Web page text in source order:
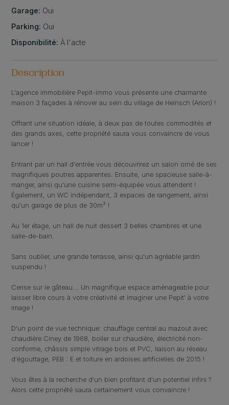
Garage: Oui
Parking: Oui
Disponibilité: À l'acte
Description
L'agence immobilière Pepit-immo vous présente une charmante
maison 3 façades à rénover au sein du village de Heinsch (Arlon) !
Offrant une situation idéale, à deux pas de toutes commodités et
des grands axes, cette propriété saura vous convaincre de vous
lancer !
Entrant par un hall d'entrée vous découvrirez un salon orné de ses
magnifiques poutres apparentes. Ensuite, une spacieuse salle-à-
manger, ainsi qu'une cuisine semi-équipée vous attendent !
Également, un WC indépendant, 3 espaces de rangement, ainsi
qu'un garage de plus de 30m² !
Au 1er étage, un hall de nuit dessert 3 belles chambres et une
salle-de-bain.
Sans oublier, une grande terrasse, ainsi qu'un agréable jardin
suspendu !
Cerise sur le gâteau... Un magnifique espace aménageable pour
laisser libre cours à votre créativité et imaginer une Pepit' à votre
image !
D'un point de vue technique: chauffage central au mazout avec
chaudière Ciney de 1968, boiler sur chaudière, électricité non-
conforme, châssis simple vitrage bois et PVC, liaison au réseau
d'égouttage, PEB : E et toiture en ardoises artificielles de 2015 !
Vous êtes à la recherche d'un bien profitant d'un potentiel infini ?
Alors cette propriété saura certainement vous convaincre !